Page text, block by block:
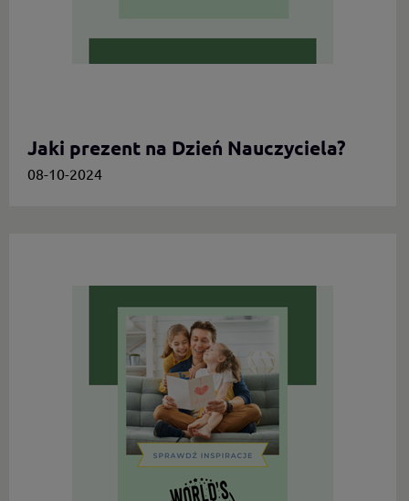
Jaki prezent na Dzień Nauczyciela?
08-10-2024